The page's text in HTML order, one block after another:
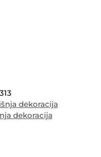
dekoracija
dekoracija